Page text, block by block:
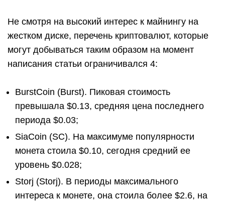
Не смотря на высокий интерес к майнингу на
жестком диске, перечень криптовалют, которые
могут добываться таким образом на момент
написания статьи ограничивался 4:
BurstCoin (Burst). Пиковая стоимость
превышала $0.13, средняя цена последнего
периода $0.03;
SiaCoin (SC). На максимуме популярности
монета стоила $0.10, сегодня средний ее
уровень $0.028;
Storj (Storj). В периоды максимального
интереса к монете, она стоила более $2.6, на